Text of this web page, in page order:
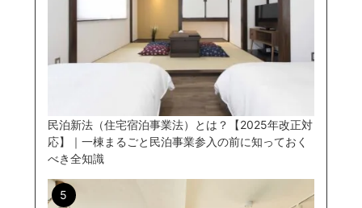
民泊新法（住宅宿泊事業法）とは？【2025年改正対
応】｜一棟まるごと民泊事業参入の前に知っておく
べき全知識